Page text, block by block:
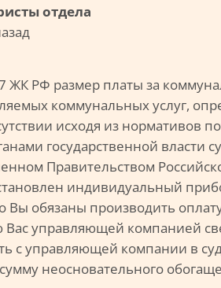
отдела
ЖК РФ размер платы за
коммунальных услуг,
исходя из нормативов
государственной власти
Правительством
индивидуальный
Вы обязаны производить
управляющей компанией
с управляющей компании в
неосновательного